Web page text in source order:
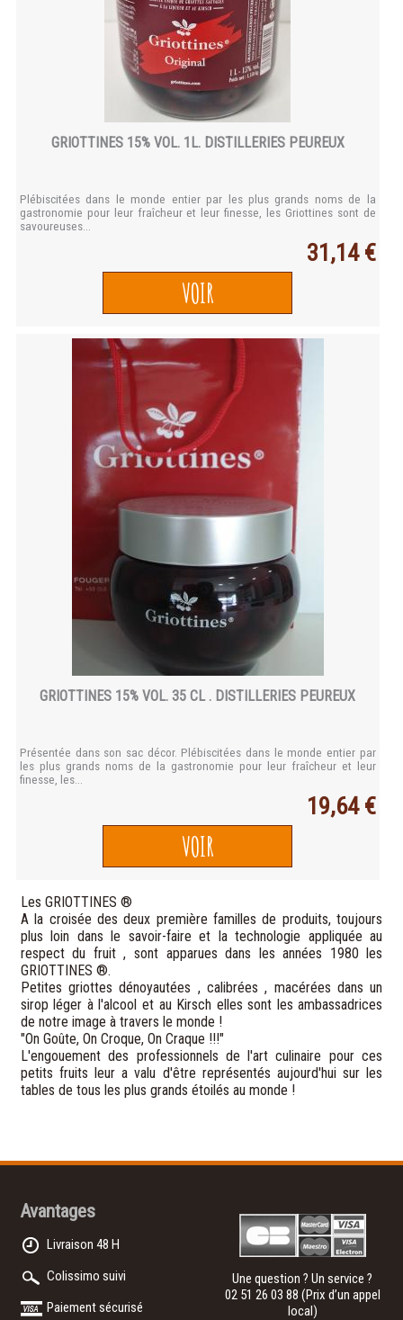
GRIOTTINES 15% VOL. 1L. DISTILLERIES PEUREUX
Plébiscitées dans le monde entier par les plus grands noms de la
gastronomie pour leur fraîcheur et leur finesse, les Griottines sont de
savoureuses...
31,14 €
VOIR
GRIOTTINES 15% VOL. 35 CL . DISTILLERIES PEUREUX
Présentée dans son sac décor. Plébiscitées dans le monde entier par
les plus grands noms de la gastronomie pour leur fraîcheur et leur
finesse, les...
19,64 €
VOIR
Les GRIOTTINES ®
A la croisée des deux première familles de produits, toujours
plus loin dans le savoir-faire et la technologie appliquée au
respect du fruit , sont apparues dans les années 1980 les
GRIOTTINES ®.
Petites griottes dénoyautées , calibrées , macérées dans un
sirop léger à l'alcool et au Kirsch elles sont les ambassadrices
de notre image à travers le monde !
"On Goûte, On Croque, On Craque !!!"
L'engouement des professionnels de l'art culinaire pour ces
petits fruits leur a valu d'être représentés aujourd'hui sur les
tables de tous les plus grands étoilés au monde !
Avantages
Livraison 48 H
Colissimo suivi
Paiement sécurisé
Une question ? Un service ?
02 51 26 03 88 (Prix d’un appel
local)